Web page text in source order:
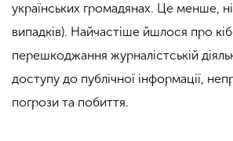
українських громадянах. Це менше,
випадків). Найчастіше йшлося про
перешкоджання журналістській
доступу до публічної інформації,
погрози та побиття.